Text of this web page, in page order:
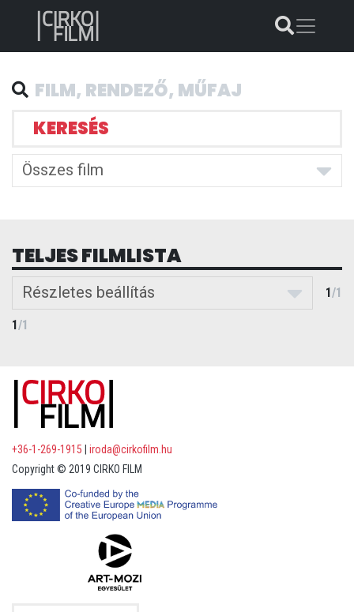
KERESÉS
Összes film
TELJES FILMLISTA
Részletes beállítás 1/1
1/1
+36-1-269-1915
iroda@cirkofilm.hu
Copyright © 2019 CIRKO FILM